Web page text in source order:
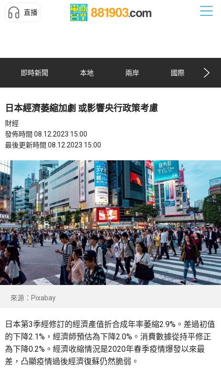
直播
即時新聞 本地 兩岸 國際
日本經濟萎縮加劇 或影響央行政策考慮
財經
發佈時間 08.12.2023 15:00
最後更新時間 08.12.2023 15:00
來源：Pixabay
日本第3季經修訂的經濟產值折合成年率萎縮2.9%。差過初值
的下降2.1%，經濟師預估為下降2.0%。消費數據從持平修正
為下降0.2%。經濟收縮情況是2020年春季疫情爆發以來最
差，凸顯疫情過後經濟復蘇仍然脆弱。